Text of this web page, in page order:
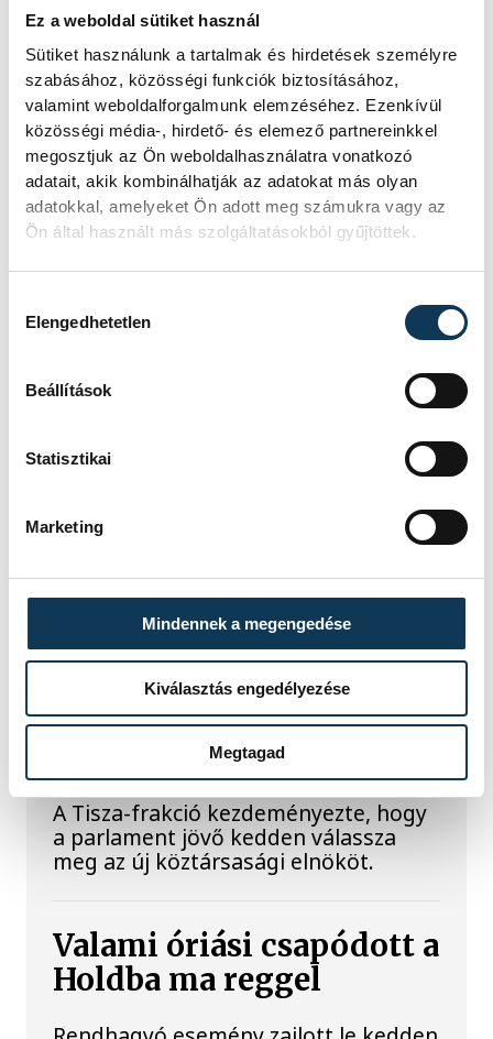
Ez a weboldal sütiket használ
Sütiket használunk a tartalmak és hirdetések személyre
szabásához, közösségi funkciók biztosításához,
valamint weboldalforgalmunk elemzéséhez. Ezenkívül
közösségi média-, hirdető- és elemező partnereinkkel
megosztjuk az Ön weboldalhasználatra vonatkozó
adatait, akik kombinálhatják az adatokat más olyan
adatokkal, amelyeket Ön adott meg számukra vagy az
Ön által használt más szolgáltatásokból gyűjtöttek.
Elengedhetetlen
Beállítások
Statisztikai
Marketing
Mindennek a megengedése
Kiválasztás engedélyezése
Megtagad
A folyó rekordalacsony vízállása miatt
egy csaknem komplett, II.
világháborús német DKW NZ 350-1
motorkerékpárbukkant elő a
Batthyány téri rakpart sziklái alól,
máshol pedig egy közel féltonnás brit
akna került elő.
Késéltánc a Dunán: Mi
történik, ha leáll Paks?
Mártha Imre, az MVM Zrt. egykori
adott interjújában vázolta fel a Paksi
Atomerőmű előtt álló példátlan
szakember, aki korábban éveken át
működéséért, arra figyelmeztet: az
amelyre eredetileg nem tervezték.
A Tisza-frakció
kezdeményezte, hogy
jövő kedden legyen az
államfőválasztás
A Tisza-frakció kezdeményezte, hogy
a parlament jövő kedden válassza
meg az új köztársasági elnököt.
Valami óriási csapódott a
Holdba ma reggel